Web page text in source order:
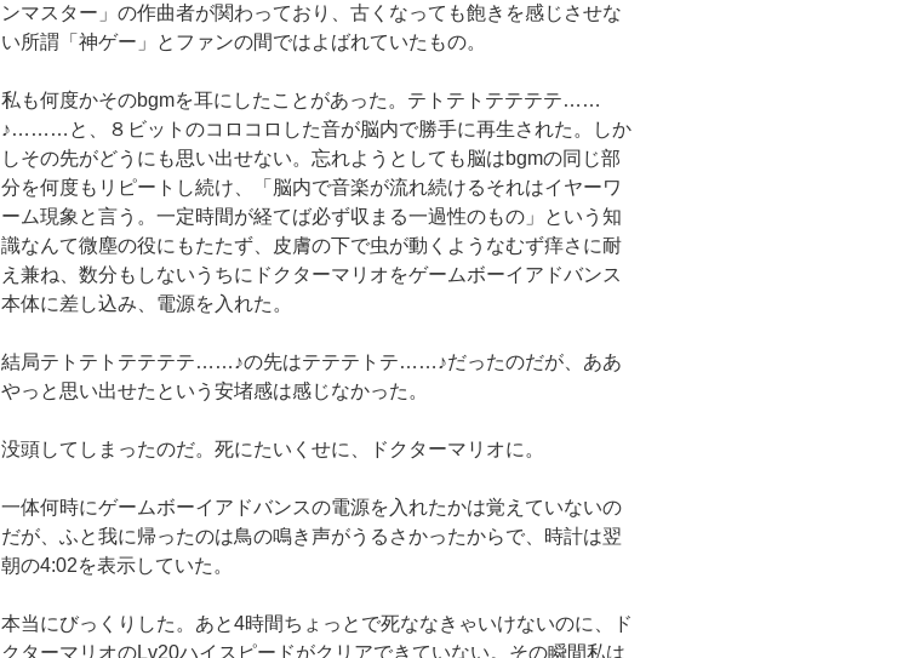
ンマスター」の作曲者が関わっており、古くなっても飽きを感じさせな
い所謂「神ゲー」とファンの間ではよばれていたもの。
私も何度かそのbgmを耳にしたことがあった。テトテトテテテテ……
♪………と、８ビットのコロコロした音が脳内で勝手に再生された。しか
しその先がどうにも思い出せない。忘れようとしても脳はbgmの同じ部
分を何度もリピートし続け、「脳内で音楽が流れ続けるそれはイヤーワ
ーム現象と言う。一定時間が経てば必ず収まる一過性のもの」という知
識なんて微塵の役にもたたず、皮膚の下で虫が動くようなむず痒さに耐
え兼ね、数分もしないうちにドクターマリオをゲームボーイアドバンス
本体に差し込み、電源を入れた。
結局テトテトテテテテ……♪の先はテテテトテ……♪だったのだが、ああ
やっと思い出せたという安堵感は感じなかった。
没頭してしまったのだ。死にたいくせに、ドクターマリオに。
一体何時にゲームボーイアドバンスの電源を入れたかは覚えていないの
だが、ふと我に帰ったのは鳥の鳴き声がうるさかったからで、時計は翌
朝の4:02を表示していた。
本当にびっくりした。あと4時間ちょっとで死ななきゃいけないのに、ド
クターマリオのLv20ハイスピードがクリアできていない。その瞬間私は